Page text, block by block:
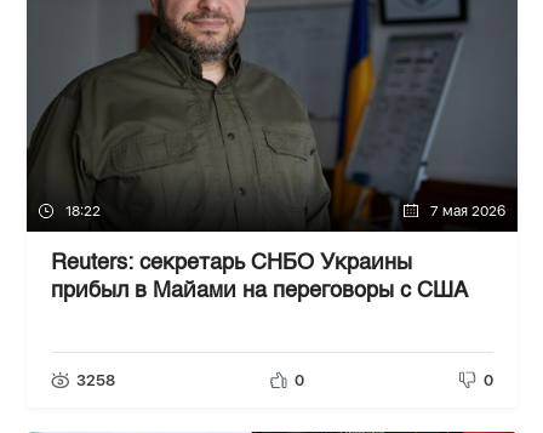
18:22 7 мая 2026
Reuters: секретарь СНБО Украины
прибыл в Майами на переговоры с США
3258 0 0